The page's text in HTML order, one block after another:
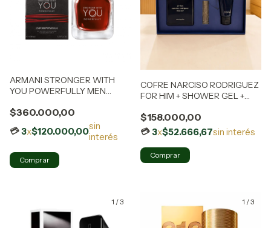
ARMANI STRONGER WITH
YOU POWERFULLY MEN
$360.000,00
3x$120.000,00sin
interés
COFRE NARCISO RODRIGUEZ
FOR HIM + SHOWER GEL +
$158.000,00
3x$52.666,67sin interés
1 /3 1 /3